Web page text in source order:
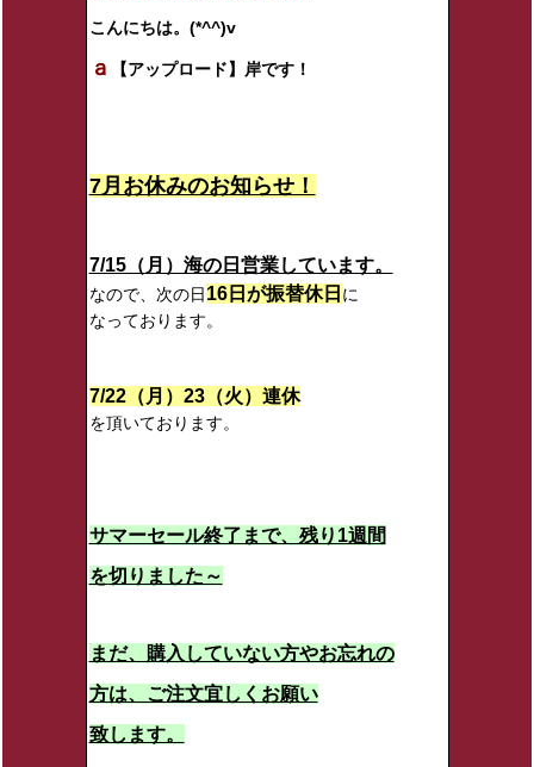
こんにちは。(*^^)v
ａ 【アップロード】 岸です！
7月お休みのお知らせ！
7/15（月）海の日営業しています。
なので、次の日16日が振替休日 に
なっております。
7/22（月）23（火）連休
を頂いております。
サマーセール終了まで、残り1週間
を切りました～
まだ、購入していない方やお忘れの
方は、ご注文宜しくお願い
致します。